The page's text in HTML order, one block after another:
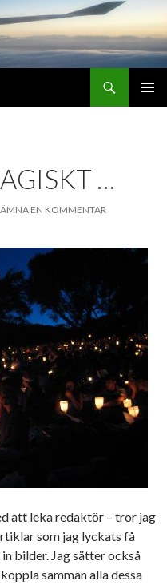
…
EN KOMMENTAR
att leka redaktör – tror jag
som jag lyckats få
bilder. Jag sätter också
samman alla dessa